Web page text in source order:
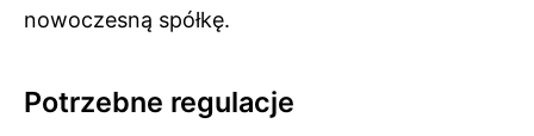
nowoczesną spółkę.
Potrzebne regulacje